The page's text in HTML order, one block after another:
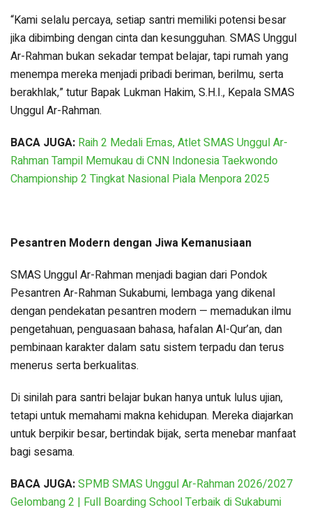
“Kami selalu percaya, setiap santri memiliki potensi besar
jika dibimbing dengan cinta dan kesungguhan. SMAS Unggul
Ar-Rahman bukan sekadar tempat belajar, tapi rumah yang
menempa mereka menjadi pribadi beriman, berilmu, serta
berakhlak,” tutur Bapak Lukman Hakim, S.H.I., Kepala SMAS
Unggul Ar-Rahman.
BACA JUGA: Raih 2 Medali Emas, Atlet SMAS Unggul Ar-
Rahman Tampil Memukau di CNN Indonesia Taekwondo
Championship 2 Tingkat Nasional Piala Menpora 2025
Pesantren Modern dengan Jiwa Kemanusiaan
SMAS Unggul Ar-Rahman menjadi bagian dari Pondok
Pesantren Ar-Rahman Sukabumi, lembaga yang dikenal
dengan pendekatan pesantren modern — memadukan ilmu
pengetahuan, penguasaan bahasa, hafalan Al-Qur’an, dan
pembinaan karakter dalam satu sistem terpadu dan terus
menerus serta berkualitas.
Di sinilah para santri belajar bukan hanya untuk lulus ujian,
tetapi untuk memahami makna kehidupan. Mereka diajarkan
untuk berpikir besar, bertindak bijak, serta menebar manfaat
bagi sesama.
BACA JUGA:SPMB SMAS Unggul Ar-Rahman 2026/2027
Gelombang 2 | Full Boarding School Terbaik di Sukabumi